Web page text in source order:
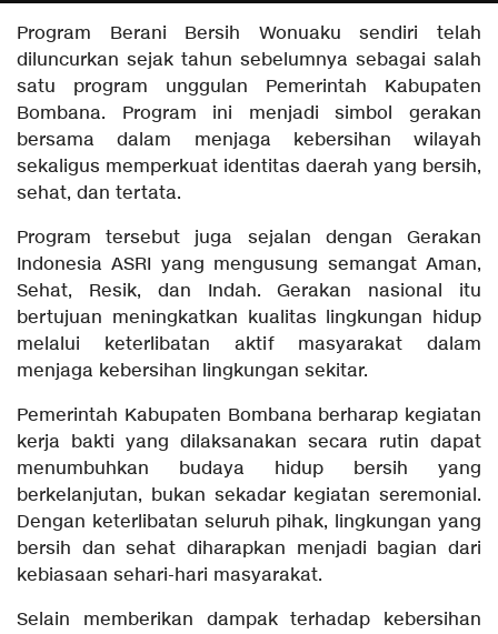
Program Berani Bersih Wonuaku sendiri telah
diluncurkan sejak tahun sebelumnya sebagai salah
satu program unggulan Pemerintah Kabupaten
Bombana. Program ini menjadi simbol gerakan
bersama dalam menjaga kebersihan wilayah
sekaligus memperkuat identitas daerah yang bersih,
sehat, dan tertata.
Program tersebut juga sejalan dengan Gerakan
Indonesia ASRI yang mengusung semangat Aman,
Sehat, Resik, dan Indah. Gerakan nasional itu
bertujuan meningkatkan kualitas lingkungan hidup
melalui keterlibatan aktif masyarakat dalam
menjaga kebersihan lingkungan sekitar.
Pemerintah Kabupaten Bombana berharap kegiatan
kerja bakti yang dilaksanakan secara rutin dapat
menumbuhkan budaya hidup bersih yang
berkelanjutan, bukan sekadar kegiatan seremonial.
Dengan keterlibatan seluruh pihak, lingkungan yang
bersih dan sehat diharapkan menjadi bagian dari
kebiasaan sehari-hari masyarakat.
Selain memberikan dampak terhadap kebersihan